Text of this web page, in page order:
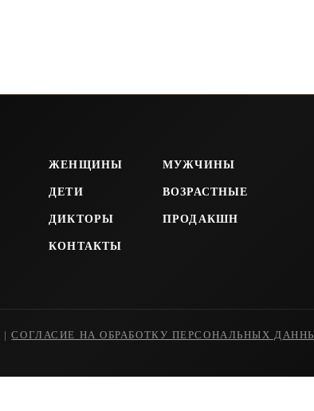
ЖЕНЩИНЫ МУЖЧИНЫ
ДЕТИ ВОЗРАСТНЫЕ
ДИКТОРЫ ПРОДАКШН
КОНТАКТЫ
|СОГЛАСИЕ НА ОБРАБОТКУ ПЕРСОНАЛЬНЫХ